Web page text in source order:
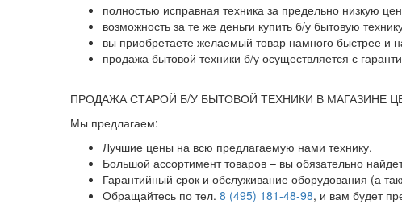
полностью исправная техника за предельно низкую
возможность за те же деньги купить б/у бытовую
вы приобретаете желаемый товар намного быстрее и
продажа бытовой техники б/у осуществляется с
ПРОДАЖА СТАРОЙ Б/У БЫТОВОЙ ТЕХНИКИ В МАГАЗИНЕ
Мы предлагаем:
Лучшие цены на всю предлагаемую нами технику.
Большой ассортимент товаров – вы обязательно
Гарантийный срок и обслуживание оборудования (а
Обращайтесь по тел. 8 (495) 181-48-98, и вам будет